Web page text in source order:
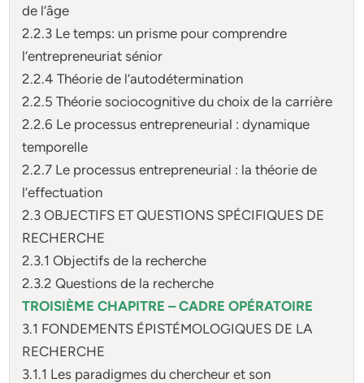
de l’âge
2.2.3 Le temps: un prisme pour comprendre
l’entrepreneuriat sénior
2.2.4 Théorie de l’autodétermination
2.2.5 Théorie sociocognitive du choix de la carrière
2.2.6 Le processus entrepreneurial : dynamique
temporelle
2.2.7 Le processus entrepreneurial : la théorie de
l’effectuation
2.3 OBJECTIFS ET QUESTIONS SPÉCIFIQUES DE
RECHERCHE
2.3.1 Objectifs de la recherche
2.3.2 Questions de la recherche
TROISIÈME CHAPITRE – CADRE OPÉRATOIRE
3.1 FONDEMENTS ÉPISTÉMOLOGIQUES DE LA
RECHERCHE
3.1.1 Les paradigmes du chercheur et son